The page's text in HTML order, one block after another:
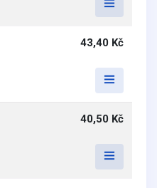
43,40 Kč
40,50 Kč